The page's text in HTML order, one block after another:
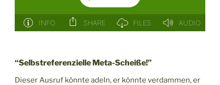
“Selbstreferenzielle Meta-Scheiße!”
Dieser Ausruf könnte adeln, er könnte verdammen, er